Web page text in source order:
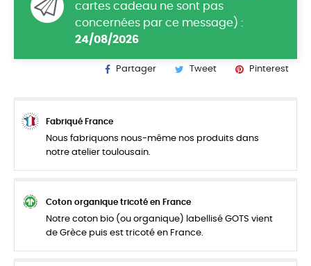
cartes cadeau ne sont pas
concernées par ce message) :
24/08/2026
Partager Tweet Pinterest
Fabriqué France
Nous fabriquons nous-même nos produits dans
notre atelier toulousain.
Coton organique tricoté en France
Notre coton bio (ou organique) labellisé GOTS vient
de Grèce puis est tricoté en France.